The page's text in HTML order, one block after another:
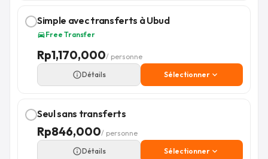
Simple avec transferts à Ubud
directions_carFree Transfer
Rp1,170,000/ personne
info_outlineDétails Sélectionner expand_more
Seul sans transferts
Rp846,000/ personne
info_outlineDétails Sélectionner expand_more